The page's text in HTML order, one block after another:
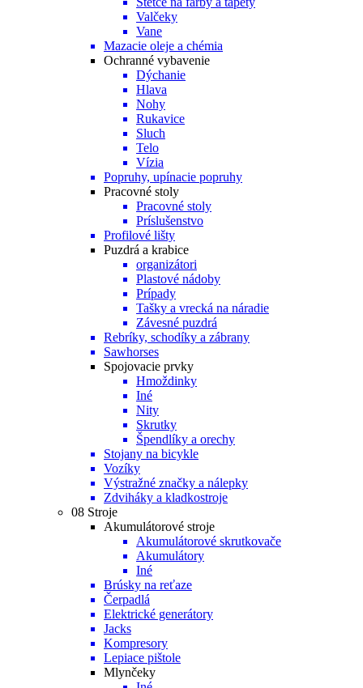
Valčeky
Vane
Mazacie oleje a chémia
Ochranné vybavenie
Dýchanie
Hlava
Nohy
Rukavice
Sluch
Telo
Vízia
Popruhy, upínacie popruhy
Pracovné stoly
Pracovné stoly
Príslušenstvo
Profilové lišty
Puzdrá a krabice
organizátori
Plastové nádoby
Prípady
Tašky a vrecká na náradie
Závesné puzdrá
Rebríky, schodíky a zábrany
Sawhorses
Spojovacie prvky
Hmoždinky
Iné
Nity
Skrutky
Špendlíky a orechy
Stojany na bicykle
Vozíky
Výstražné značky a nálepky
Zdviháky a kladkostroje
08 Stroje
Akumulátorové stroje
Akumulátorové skrutkovače
Akumulátory
Iné
Brúsky na reťaze
Čerpadlá
Elektrické generátory
Jacks
Kompresory
Lepiace pištole
Mlynčeky